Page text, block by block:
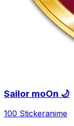
Sailor moOn 🌙
100 Stickeranime